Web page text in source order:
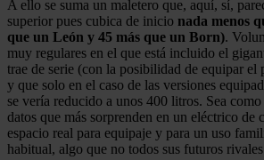
A ello se suma un maletero que, aquí, sí,
superior pues cubica de inicio nada menos
que un León y 45 más que un Born).
muy regulares en el que está incluido el
trae de serie (con la posibilidad de equipar el
y que solo en el caso de las versiones
se vería reducido a unos 400 litros. Sea
datos que más sorprenden en un eléctrico de
espacio real para equipaje y para un uso
habitual, algo que no todos sus futuros